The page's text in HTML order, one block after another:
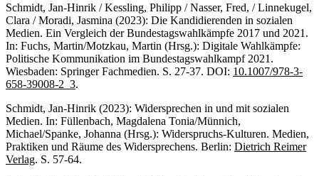
Schmidt, Jan-Hinrik / Kessling, Philipp / Nasser, Fred, / Linnekugel,
Clara / Moradi, Jasmina (2023): Die Kandidierenden in sozialen
Medien. Ein Vergleich der Bundestagswahlkämpfe 2017 und 2021.
In: Fuchs, Martin/Motzkau, Martin (Hrsg.): Digitale Wahlkämpfe:
Politische Kommunikation im Bundestagswahlkampf 2021.
Wiesbaden: Springer Fachmedien. S. 27-37. DOI: 10.1007/978-3-
658-39008-2_3.
Schmidt, Jan-Hinrik (2023): Widersprechen in und mit sozialen
Medien. In: Füllenbach, Magdalena Tonia/Münnich,
Michael/Spanke, Johanna (Hrsg.): Widerspruchs-Kulturen. Medien,
Praktiken und Räume des Widersprechens. Berlin: Dietrich Reimer
Verlag. S. 57-64.